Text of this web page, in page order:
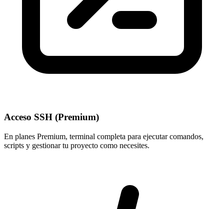
Acceso SSH (Premium)
En planes Premium, terminal completa para ejecutar comandos,
scripts y gestionar tu proyecto como necesites.